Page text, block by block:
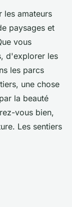
les amateurs
paysages et
vous
d'explorer les
les parcs
une chose
la beauté
vous bien,
Les sentiers